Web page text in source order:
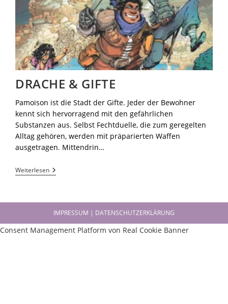
DRACHE & GIFTE
Pamoison ist die Stadt der Gifte. Jeder der Bewohner
kennt sich hervorragend mit den gefährlichen
Substanzen aus. Selbst Fechtduelle, die zum geregelten
Alltag gehören, werden mit präparierten Waffen
ausgetragen. Mittendrin…
Weiterlesen
IMPRESSUM | DATENSCHUTZERKLÄRUNG
Consent Management Platform von Real Cookie Banner